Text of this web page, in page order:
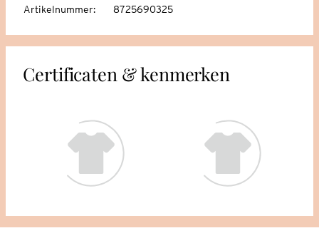
Artikelnummer: 8725690325
Certificaten & kenmerken